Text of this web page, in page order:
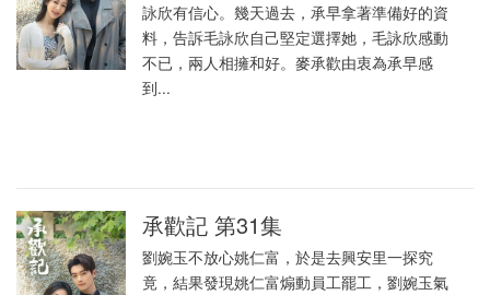
詠欣有信心。幾天過去，承早拿著準備好的資
料，告訴毛詠欣自己堅定選擇她，毛詠欣感動
不已，兩人相擁和好。麥承歡由衷為承早感
到...
承歡記 第31集
劉婉玉不放心姚仁富，於是去興安里一探究
竟，結果發現姚仁富煽動員工罷工，劉婉玉氣